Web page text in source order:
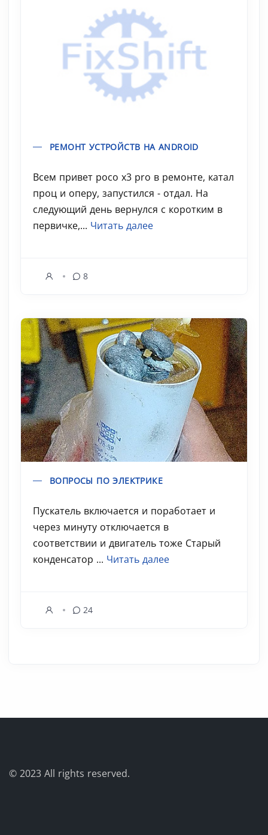
РЕМОНТ УСТРОЙСТВ НА ANDROID
Всем привет poco x3 pro в ремонте, катал
проц и оперу, запустился - отдал. На
следующий день вернулся с коротким в
первичке,... Читать далее
8
ВОПРОСЫ ПО ЭЛЕКТРИКЕ
Пускатель включается и поработает и
через минуту отключается в
соответствии и двигатель тоже Старый
конденсатор ... Читать далее
24
© 2023 All rights reserved.